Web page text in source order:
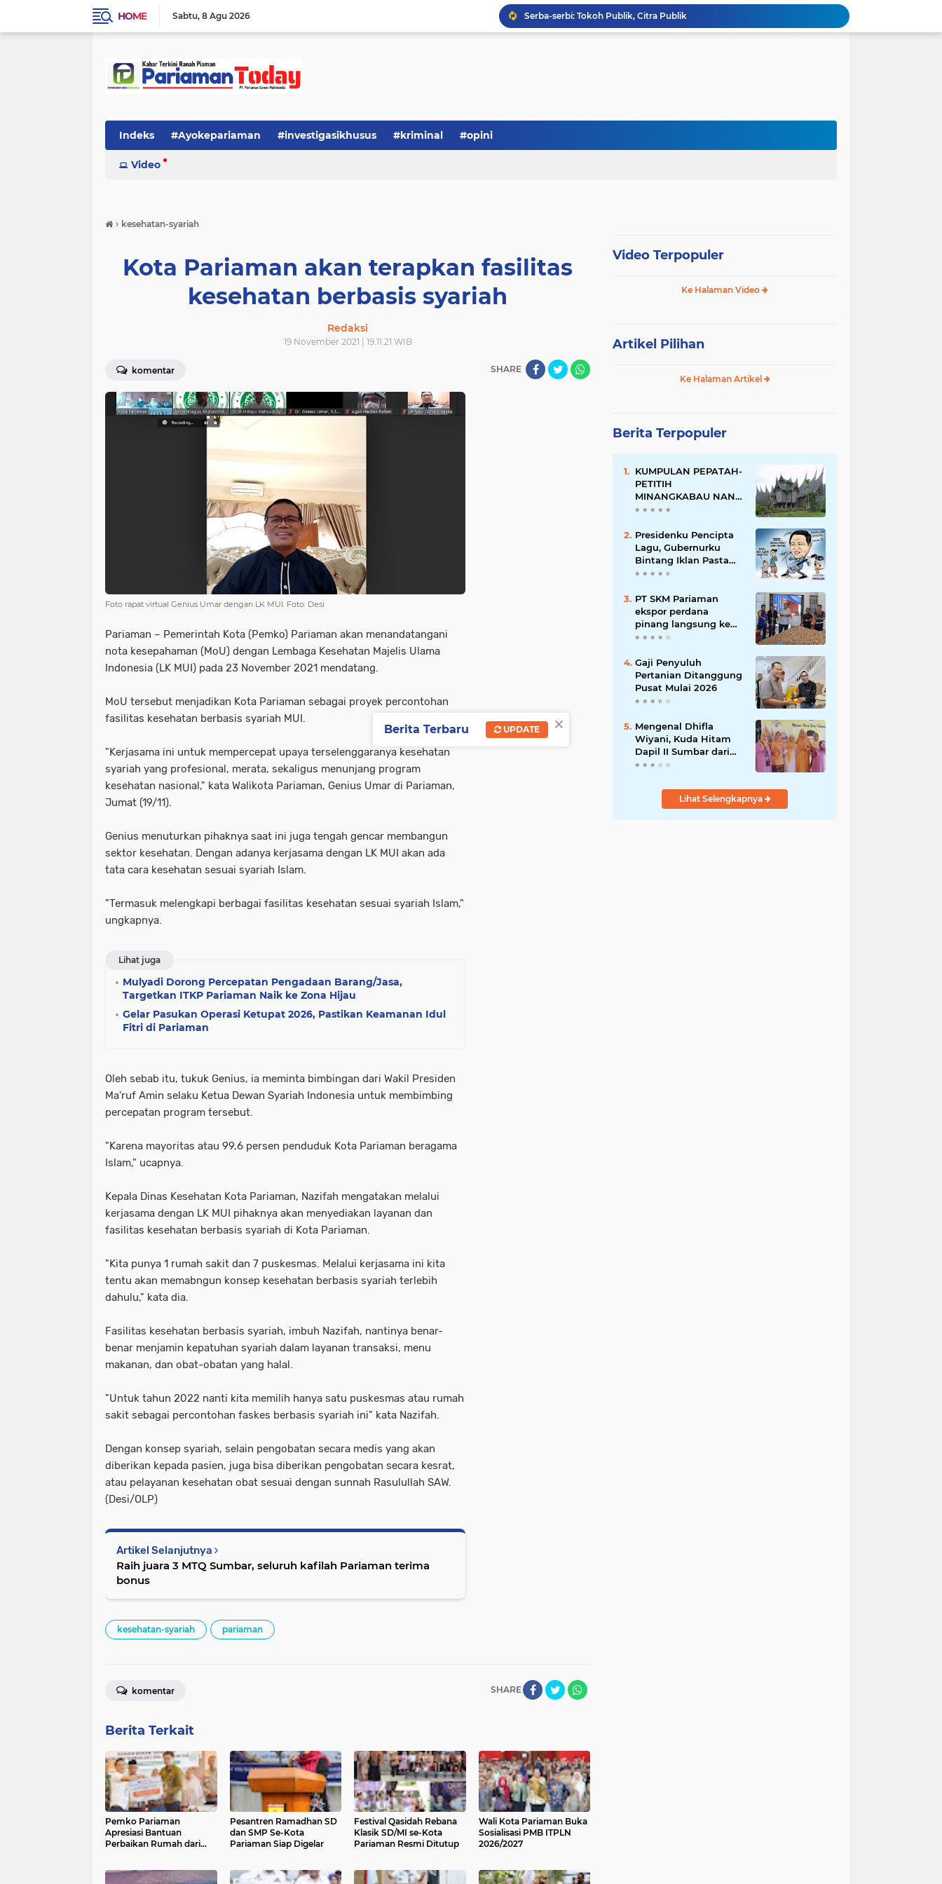
HOME Sabtu 8 Agu 2026
Serba-serbi: Tokoh Publik, Citra Publik
Wali Kota Pariaman Lepas Kontingen Pramuka ke Jambore Nasional XII di Cibubur
SEPEDA TANTE, Inovasi Digital Pemko Pariaman Percepat Pendaftaran Tanda Tangan Elektronik
Indeks #Ayokepariaman #investigasikhusus #kriminal #opini
Video
› kesehatan-syariah
Kota Pariaman akan terapkan fasilitas
kesehatan berbasis syariah
Redaksi
19 November 2021 | 19.11.21 WIB
komentar SHARE
Foto rapat virtual Genius Umar dengan LK MUI. Foto: Desi
Pariaman – Pemerintah Kota (Pemko) Pariaman akan menandatangani
nota kesepahaman (MoU) dengan Lembaga Kesehatan Majelis Ulama
Indonesia (LK MUI) pada 23 November 2021 mendatang.
MoU tersebut menjadikan Kota Pariaman sebagai proyek percontohan
fasilitas kesehatan berbasis syariah MUI.
"Kerjasama ini untuk mempercepat upaya terselenggaranya kesehatan
syariah yang profesional, merata, sekaligus menunjang program
kesehatan nasional," kata Walikota Pariaman, Genius Umar di Pariaman,
Jumat (19/11).
Genius menuturkan pihaknya saat ini juga tengah gencar membangun
sektor kesehatan. Dengan adanya kerjasama dengan LK MUI akan ada
tata cara kesehatan sesuai syariah Islam.
"Termasuk melengkapi berbagai fasilitas kesehatan sesuai syariah Islam,"
ungkapnya.
Lihat juga
Mulyadi Dorong Percepatan Pengadaan Barang/Jasa,
Targetkan ITKP Pariaman Naik ke Zona Hijau
Gelar Pasukan Operasi Ketupat 2026, Pastikan Keamanan Idul
Fitri di Pariaman
Oleh sebab itu, tukuk Genius, ia meminta bimbingan dari Wakil Presiden
Ma'ruf Amin selaku Ketua Dewan Syariah Indonesia untuk membimbing
percepatan program tersebut.
"Karena mayoritas atau 99,6 persen penduduk Kota Pariaman beragama
Islam," ucapnya.
Kepala Dinas Kesehatan Kota Pariaman, Nazifah mengatakan melalui
kerjasama dengan LK MUI pihaknya akan menyediakan layanan dan
fasilitas kesehatan berbasis syariah di Kota Pariaman.
"Kita punya 1 rumah sakit dan 7 puskesmas. Melalui kerjasama ini kita
tentu akan memabngun konsep kesehatan berbasis syariah terlebih
dahulu," kata dia.
Fasilitas kesehatan berbasis syariah, imbuh Nazifah, nantinya benar-
benar menjamin kepatuhan syariah dalam layanan transaksi, menu
makanan, dan obat-obatan yang halal.
"Untuk tahun 2022 nanti kita memilih hanya satu puskesmas atau rumah
sakit sebagai percontohan faskes berbasis syariah ini” kata Nazifah.
Dengan konsep syariah, selain pengobatan secara medis yang akan
diberikan kepada pasien, juga bisa diberikan pengobatan secara kesrat,
atau pelayanan kesehatan obat sesuai dengan sunnah Rasulullah SAW.
(Desi/OLP)
Artikel Selanjutnya
Raih juara 3 MTQ Sumbar, seluruh kafilah Pariaman terima
bonus
kesehatan-syariah pariaman
SHARE
komentar
Berita Terkait
Pemko Pariaman
Apresiasi Bantuan
Perbaikan Rumah dari
Pesantren Ramadhan SD
dan SMP Se-Kota
Pariaman Siap Digelar
Festival Qasidah Rebana
Klasik SD/MI se-Kota
Pariaman Resmi Ditutup
Wali Kota Pariaman Buka
Sosialisasi PMB ITPLN
2026/2027
Video Terpopuler
Ke Halaman Video
Artikel Pilihan
Ke Halaman Artikel
Berita Terpopuler
KUMPULAN PEPATAH-
PETITIH
MINANGKABAU NAN
ELOK
Presidenku Pencipta
Lagu, Gubernurku
Bintang Iklan Pasta
Gigi
PT SKM Pariaman
ekspor perdana
pinang langsung ke
India
Gaji Penyuluh
Pertanian Ditanggung
Pusat Mulai 2026
Mengenal Dhifla
Wiyani, Kuda Hitam
Dapil II Sumbar dari
Golkar
Lihat Selengkapnya
×
Berita Terbaru UPDATE